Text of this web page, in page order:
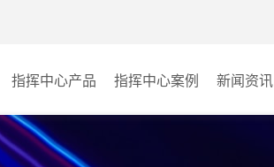
指挥中心产品
KVM坐席管理系统
指挥中心案例 新闻资讯